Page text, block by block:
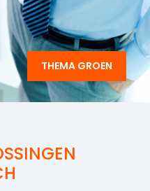
THEMA GROEN